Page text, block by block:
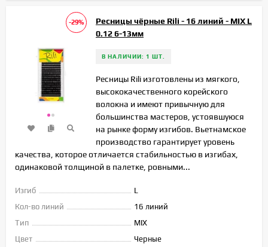
-29%
Ресницы чёрные Rili - 16 линий - MIX L
0.12 6-13мм
В НАЛИЧИИ: 1 ШТ.
Ресницы Rili изготовлены из мягкого,
высококачественного корейского
волокна и имеют привычную для
большинства мастеров, устоявшуюся
на рынке форму изгибов. Вьетнамское
производство гарантирует уровень
качества, которое отличается стабильностью в изгибах,
одинаковой толщиной в палетке, ровными...
Изгиб
L
Кол-во линий
16 линий
Тип
MIX
Цвет
Черные